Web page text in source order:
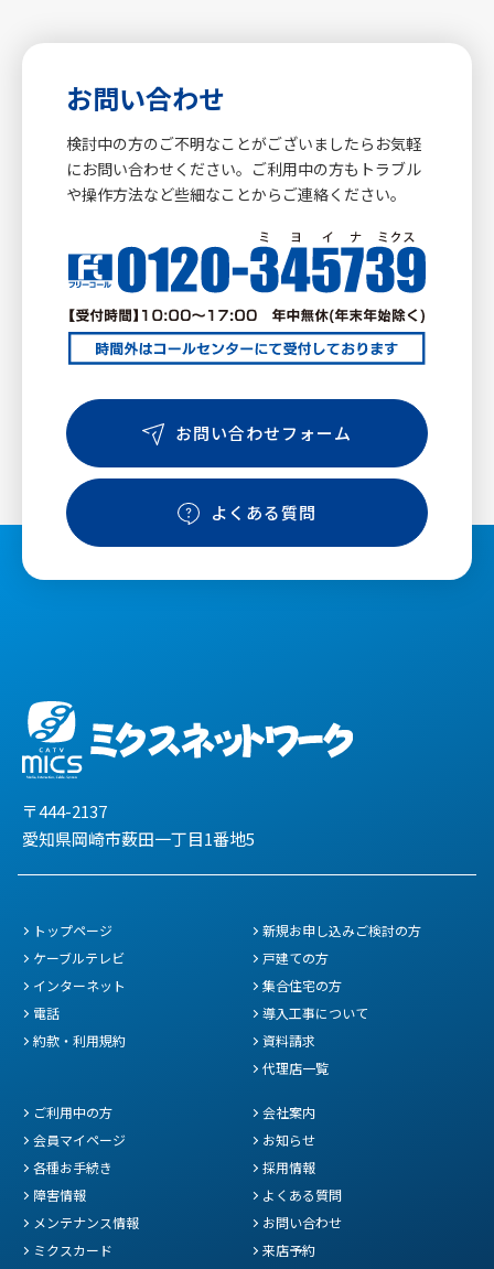
お問い合わせ
検討中の方のご不明なことがございましたらお気軽
にお問い合わせください。ご利用中の方もトラブル
や操作方法など些細なことからご連絡ください。
お問い合わせフォーム
よくある質問
〒444-2137
愛知県岡崎市薮田一丁目1番地5
トップページ
ケーブルテレビ
インターネット
電話
約款・利用規約
新規お申し込みご検討の方
戸建ての方
集合住宅の方
導入工事について
資料請求
代理店一覧
ご利用中の方
会員マイページ
各種お手続き
障害情報
メンテナンス情報
ミクスカード
会社案内
お知らせ
採用情報
よくある質問
お問い合わせ
来店予約